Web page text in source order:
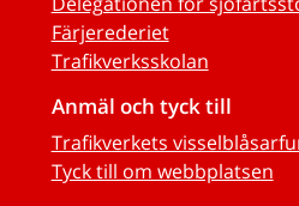
Färjerederiet
Trafikverksskolan
Anmäl och tyck till
Trafikverkets
Tyck till om webbplatsen